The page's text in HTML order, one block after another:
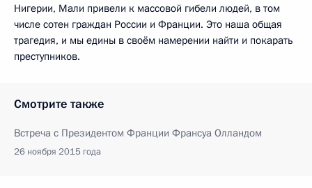
Нигерии, Мали привели к массовой гибели людей, в том
числе сотен граждан России и Франции. Это наша общая
трагедия, и мы едины в своём намерении найти и покарать
преступников.
Смотрите также
Встреча с Президентом Франции Франсуа Олландом
26 ноября 2015 года